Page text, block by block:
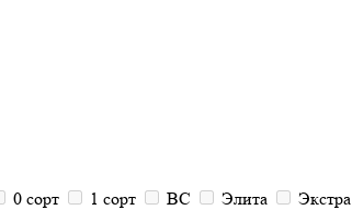
0 сорт 1 сорт ВС Элита
Экстра